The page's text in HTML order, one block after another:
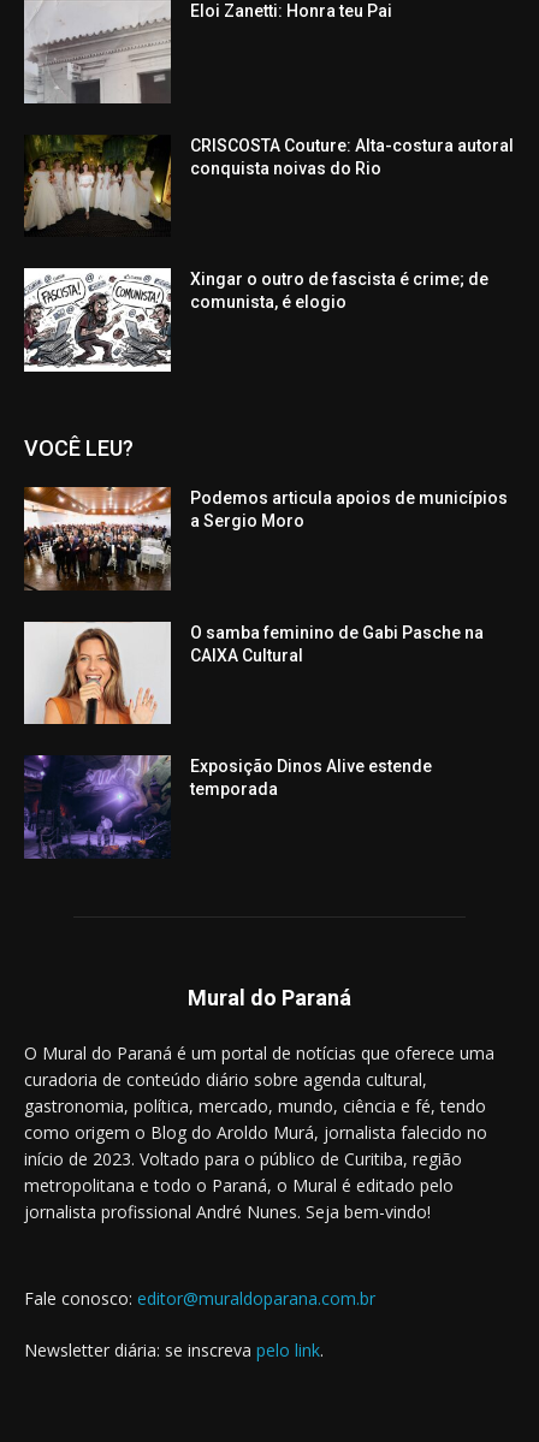
Eloi Zanetti: Honra teu Pai
CRISCOSTA Couture: Alta-costura autoral
conquista noivas do Rio
Xingar o outro de fascista é crime; de
comunista, é elogio
VOCÊ LEU?
Podemos articula apoios de municípios
a Sergio Moro
O samba feminino de Gabi Pasche na
CAIXA Cultural
Exposição Dinos Alive estende
temporada
Mural do Paraná
O Mural do Paraná é um portal de notícias que oferece uma
curadoria de conteúdo diário sobre agenda cultural,
gastronomia, política, mercado, mundo, ciência e fé, tendo
como origem o Blog do Aroldo Murá, jornalista falecido no
início de 2023. Voltado para o público de Curitiba, região
metropolitana e todo o Paraná, o Mural é editado pelo
jornalista profissional André Nunes. Seja bem-vindo!
Fale conosco: editor@muraldoparana.com.br
Newsletter diária: se inscreva pelo link.